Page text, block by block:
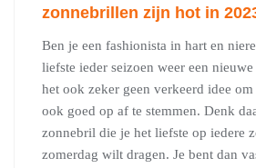
zonnebrillen zijn hot in
Ben je een fashionista in hart en
liefste ieder seizoen weer een
het ook zeker geen verkeerd idee om
ook goed op af te stemmen. Denk
zonnebril die je het liefste op iedere
zomerdag wilt dragen. Je bent dan